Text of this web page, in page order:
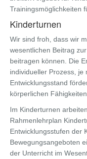
Trainingsmöglichkeiten
Kinderturnen
Wir sind froh, dass wir
wesentlichen Beitrag
beitragen können. Die
individueller Prozess, je
Entwicklungsstand
körperlichen Fähigkeiten.
Im Kinderturnen
Rahmenlehrplan
Entwicklungsstufen der
Bewegungsangeboten
der Unterricht im